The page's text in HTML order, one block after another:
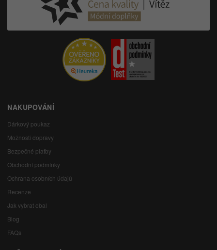
NAKUPOVÁNÍ
Dárkový poukaz
Možnosti dopravy
Bezpečné platby
Obchodní podmínky
Ochrana osobních údajů
Recenze
Jak vybrat obal
Blog
FAQs